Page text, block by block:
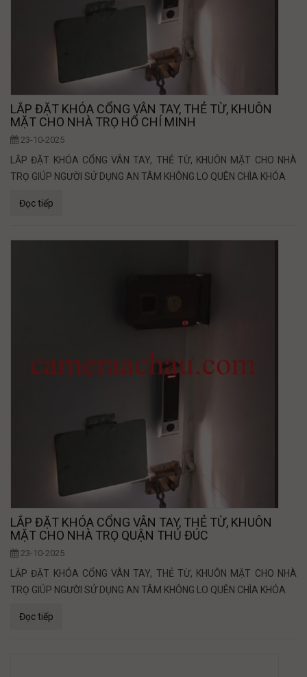
LẮP ĐẶT KHÓA CỔNG VÂN TAY, THẺ TỪ, KHUÔN
MẶT CHO NHÀ TRỌ HỔ CHÍ MINH
23-10-2025
LẮP ĐẶT KHÓA CỔNG VÂN TAY, THẺ TỪ, KHUÔN MẶT CHO NHÀ
TRỌ GIÚP NGƯỜI SỬ DỤNG AN TÂM KHÔNG LO QUÊN CHÌA KHÓA
Đọc tiếp
LẮP ĐẶT KHÓA CỔNG VÂN TAY, THẺ TỪ, KHUÔN
MẶT CHO NHÀ TRỌ QUẬN THỦ ĐÚC
23-10-2025
LẮP ĐẶT KHÓA CỔNG VÂN TAY, THẺ TỪ, KHUÔN MẶT CHO NHÀ
TRỌ GIÚP NGƯỜI SỬ DỤNG AN TÂM KHÔNG LO QUÊN CHÌA KHÓA
Đọc tiếp